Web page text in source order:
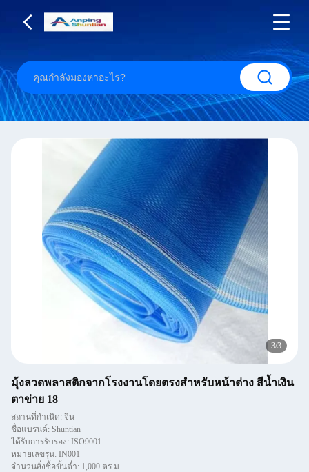
3/3
มุ้งลวดพลาสติกจากโรงงานโดยตรงสำหรับหน้าต่าง สีน้ำเงิน
ตาข่าย 18
สถานที่กำเนิด: จีน
ชื่อแบรนด์: Shuntian
ได้รับการรับรอง: ISO9001
หมายเลขรุ่น: IN001
จำนวนสั่งซื้อขั้นต่ำ: 1,000 ตร.ม